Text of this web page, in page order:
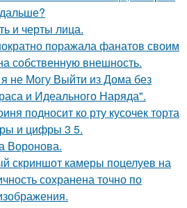
и черты лица.
поражала фанатов своим
собственную внешность.
не Могу Выйти из Дома без
и Идеального Наряда".
подносит ко рту кусочек торта
и цифры 3 5.
Воронова.
скриншот камеры поцелуев на
сохранена точно по